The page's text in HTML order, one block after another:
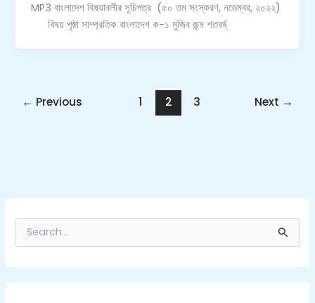
MP3 বাংলাদেশ বিষয়াবলীর সূচিপত্র (৫০ তম সংস্করণ, নভেম্বর, ২০২২)
বিষয় পৃষ্ঠা সাম্প্রতিক বাংলাদেশ ক-১ মুজিব জন্ম শতবর্ষ্
← Previous 1 2 3 Next →
e